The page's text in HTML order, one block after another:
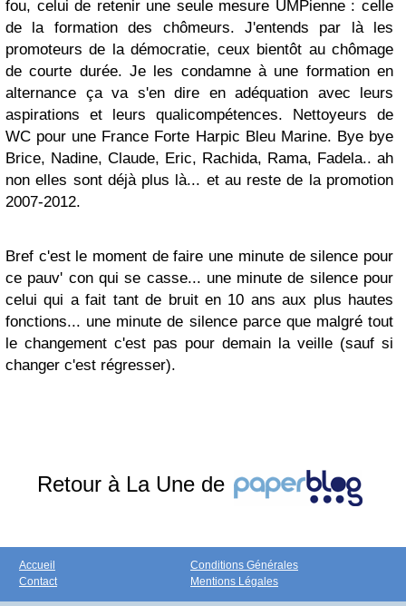
fou, celui de retenir une seule mesure UMPienne : celle
de la formation des chômeurs. J'entends par là les
promoteurs de la démocratie, ceux bientôt au chômage
de courte durée. Je les condamne à une formation en
alternance ça va s'en dire en adéquation avec leurs
aspirations et leurs qualicompétences. Nettoyeurs de
WC pour une France Forte Harpic Bleu Marine. Bye bye
Brice, Nadine, Claude, Eric, Rachida, Rama, Fadela.. ah
non elles sont déjà plus là... et au reste de la promotion
2007-2012.
Bref c'est le moment de faire une minute de silence pour
ce pauv' con qui se casse... une minute de silence pour
celui qui a fait tant de bruit en 10 ans aux plus hautes
fonctions... une minute de silence parce que malgré tout
le changement c'est pas pour demain la veille (sauf si
changer c'est régresser).
Retour à La Une de
Accueil
Contact
Conditions Générales
Mentions Légales